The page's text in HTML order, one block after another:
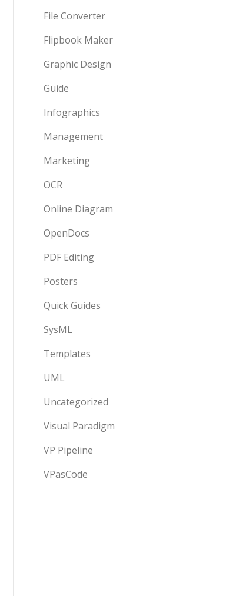
File Converter
Flipbook Maker
Graphic Design
Guide
Infographics
Management
Marketing
OCR
Online Diagram
OpenDocs
PDF Editing
Posters
Quick Guides
SysML
Templates
UML
Uncategorized
Visual Paradigm
VP Pipeline
VPasCode